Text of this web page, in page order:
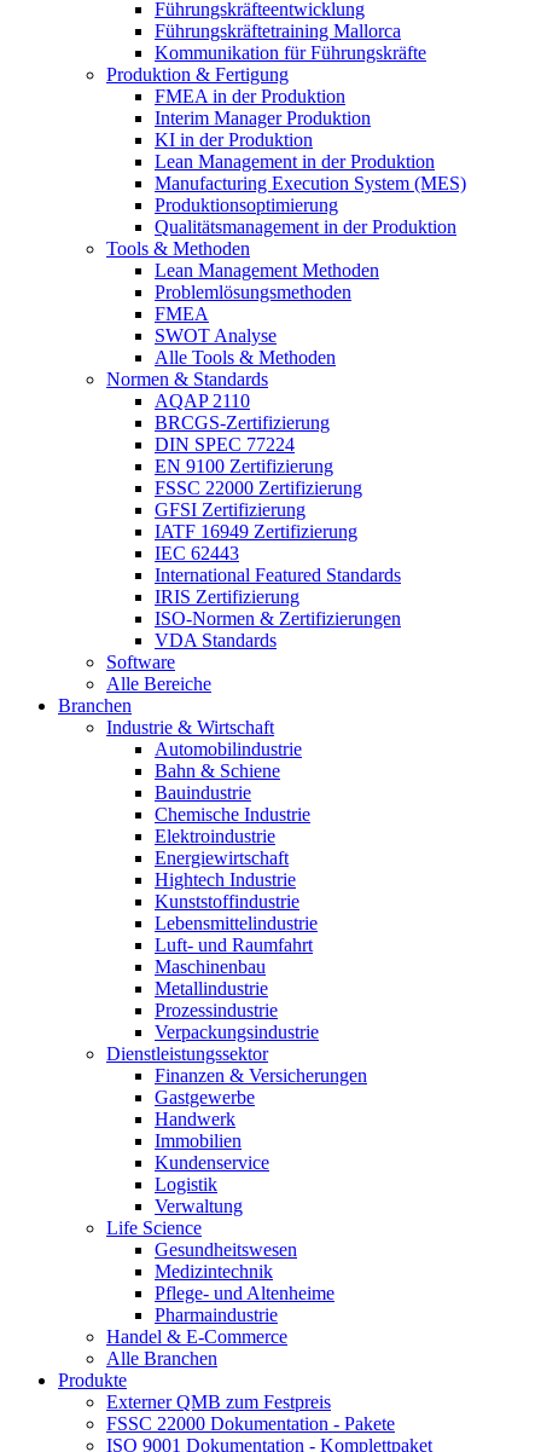
Führungskräfteentwicklung
Führungskräftetraining Mallorca
Kommunikation für Führungskräfte
Produktion & Fertigung
FMEA in der Produktion
Interim Manager Produktion
KI in der Produktion
Lean Management in der Produktion
Manufacturing Execution System (MES)
Produktionsoptimierung
Qualitätsmanagement in der Produktion
Tools & Methoden
Lean Management Methoden
Problemlösungsmethoden
FMEA
SWOT Analyse
Alle Tools & Methoden
Normen & Standards
AQAP 2110
BRCGS-Zertifizierung
DIN SPEC 77224
EN 9100 Zertifizierung
FSSC 22000 Zertifizierung
GFSI Zertifizierung
IATF 16949 Zertifizierung
IEC 62443
International Featured Standards
IRIS Zertifizierung
ISO-Normen & Zertifizierungen
VDA Standards
Software
Alle Bereiche
Branchen
Industrie & Wirtschaft
Automobilindustrie
Bahn & Schiene
Bauindustrie
Chemische Industrie
Elektroindustrie
Energiewirtschaft
Hightech Industrie
Kunststoffindustrie
Lebensmittelindustrie
Luft- und Raumfahrt
Maschinenbau
Metallindustrie
Prozessindustrie
Verpackungsindustrie
Dienstleistungssektor
Finanzen & Versicherungen
Gastgewerbe
Handwerk
Immobilien
Kundenservice
Logistik
Verwaltung
Life Science
Gesundheitswesen
Medizintechnik
Pflege- und Altenheime
Pharmaindustrie
Handel & E-Commerce
Alle Branchen
Produkte
Externer QMB zum Festpreis
FSSC 22000 Dokumentation - Pakete
ISO 9001 Dokumentation - Komplettpaket